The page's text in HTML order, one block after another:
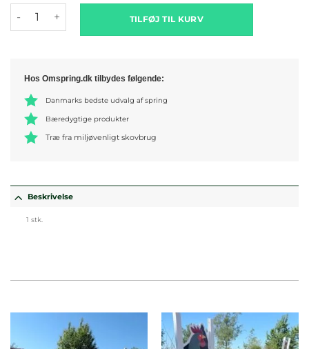
Fyld antal
TILFØJ TIL KURV
Hos Omspring.dk tilbydes følgende:
Danmarks bedste udvalg af spring
Bæredygtige produkter
Træ fra miljøvenligt skovbrug
Beskrivelse
1 stk.